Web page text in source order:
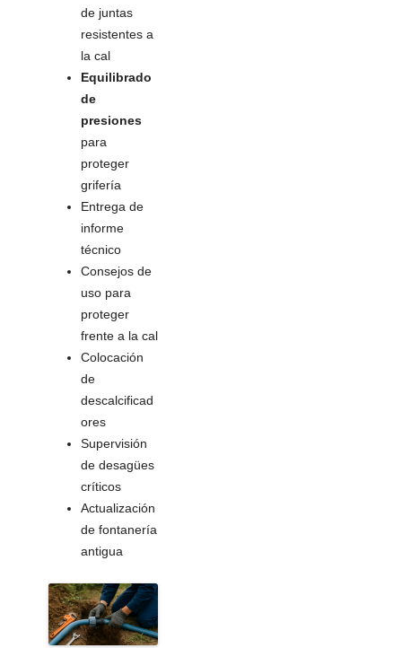
de juntas
resistentes a
la cal
Equilibrado
de
presiones
para
proteger
grifería
Entrega de
informe
técnico
Consejos de
uso para
proteger
frente a la cal
Colocación
de
descalcificad
ores
Supervisión
de desagües
críticos
Actualización
de fontanería
antigua